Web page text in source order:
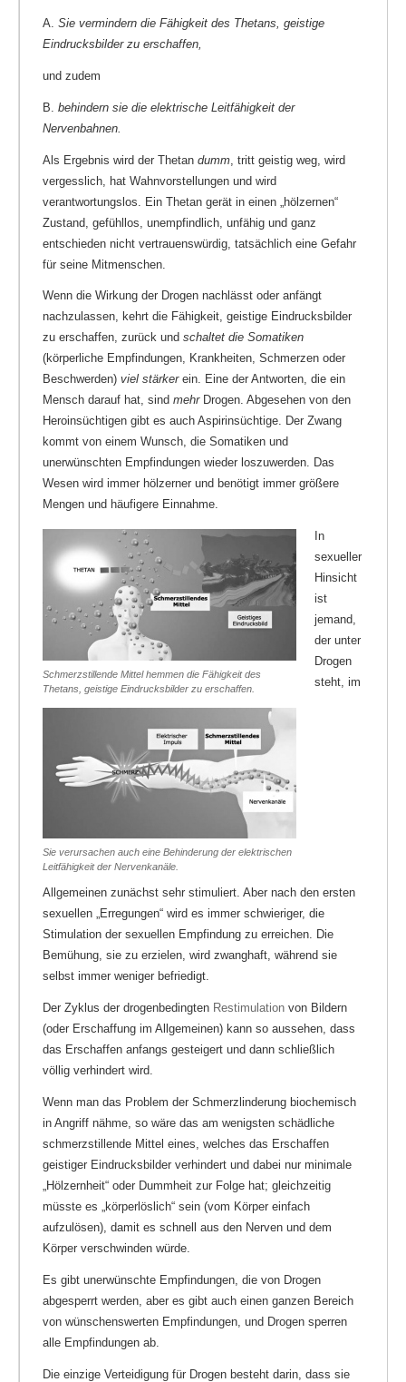
A. Sie vermindern die Fähigkeit des Thetans, geistige
Eindrucksbilder zu erschaffen,
und zudem
B. behindern sie die elektrische Leitfähigkeit der
Nervenbahnen.
Als Ergebnis wird der Thetan dumm , tritt geistig weg, wird
vergesslich, hat Wahnvorstellungen und wird
verantwortungslos. Ein Thetan gerät in einen „hölzernen“
Zustand, gefühllos, unempfindlich, unfähig und ganz
entschieden nicht vertrauenswürdig, tatsächlich eine Gefahr
für seine Mitmenschen.
Wenn die Wirkung der Drogen nachlässt oder anfängt
nachzulassen, kehrt die Fähigkeit, geistige Eindrucksbilder
zu erschaffen, zurück und schaltet die Somatiken
(körperliche Empfindungen, Krankheiten, Schmerzen oder
Beschwerden) viel stärkerein. Eine der Antworten, die ein
Mensch darauf hat, sind mehrDrogen. Abgesehen von den
Heroinsüchtigen gibt es auch Aspirinsüchtige. Der Zwang
kommt von einem Wunsch, die Somatiken und
unerwünschten Empfindungen wieder loszuwerden. Das
Wesen wird immer hölzerner und benötigt immer größere
Mengen und häufigere Einnahme.
Schmerzstillende Mittel hemmen die Fähigkeit des
Thetans, geistige Eindrucksbilder zu erschaffen.
Sie verursachen auch eine Behinderung der elektrischen
Leitfähigkeit der Nervenkanäle.
In
sexueller
Hinsicht
ist
jemand,
der unter
Drogen
steht, im
Allgemeinen zunächst sehr stimuliert. Aber nach den ersten
sexuellen „Erregungen“ wird es immer schwieriger, die
Stimulation der sexuellen Empfindung zu erreichen. Die
Bemühung, sie zu erzielen, wird zwanghaft, während sie
selbst immer weniger befriedigt.
Der Zyklus der drogenbedingten Restimulation von Bildern
(oder Erschaffung im Allgemeinen) kann so aussehen, dass
das Erschaffen anfangs gesteigert und dann schließlich
völlig verhindert wird.
Wenn man das Problem der Schmerzlinderung biochemisch
in Angriff nähme, so wäre das am wenigsten schädliche
schmerzstillende Mittel eines, welches das Erschaffen
geistiger Eindrucksbilder verhindert und dabei nur minimale
„Hölzernheit“ oder Dummheit zur Folge hat; gleichzeitig
müsste es „körperlöslich“ sein (vom Körper einfach
aufzulösen), damit es schnell aus den Nerven und dem
Körper verschwinden würde.
Es gibt unerwünschte Empfindungen, die von Drogen
abgesperrt werden, aber es gibt auch einen ganzen Bereich
von wünschenswerten Empfindungen, und Drogen sperren
alle Empfindungen ab.
Die einzige Verteidigung für Drogen besteht darin, dass sie